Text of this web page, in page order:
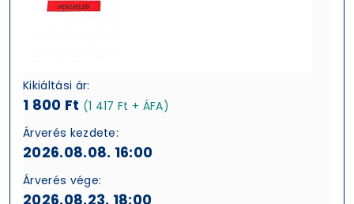
Kikiáltási ár:
1 800 Ft (1 417 Ft + ÁFA)
Árverés kezdete:
2026.08.08. 16:00
Árverés vége:
2026.08.23. 18:00